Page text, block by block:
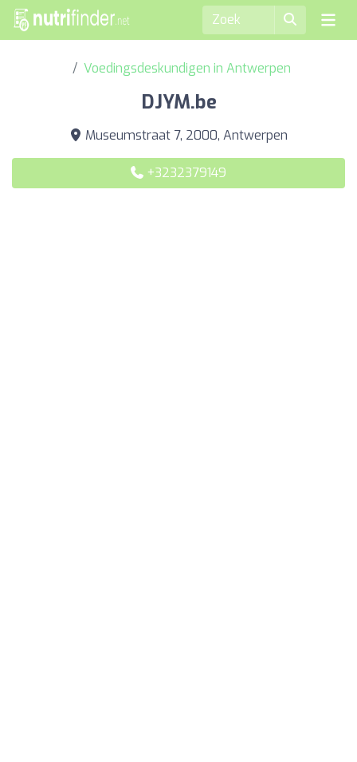
Voedingsdeskundigen in Antwerpen
DJYM.be
Museumstraat 7, 2000, Antwerpen
+3232379149